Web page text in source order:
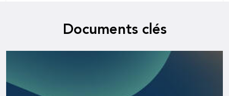
Documents clés